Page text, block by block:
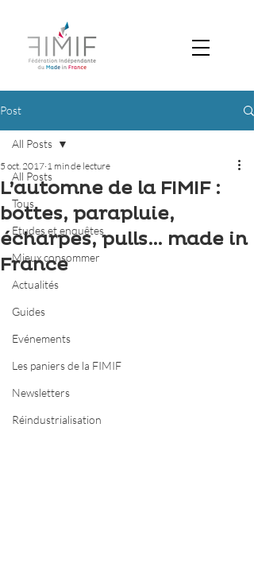
Post
All Posts
Tous
Etudes et enquêtes
Mieux consommer
Actualités
Guides
Evénements
Les paniers de la FIMIF
Newsletters
Réindustrialisation
All Posts
L’automne de la FIMIF :
bottes, parapluie,
écharpes, pulls… made in
France
5 oct. 2017 1 min de lecture